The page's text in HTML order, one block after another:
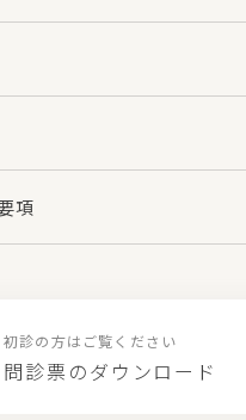
項
初診の方はご覧ください
問診票のダウンロード